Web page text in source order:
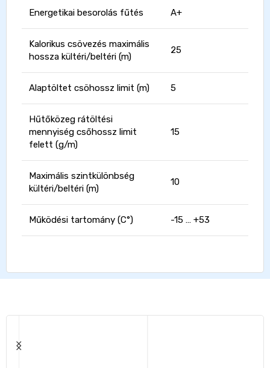
Energetikai besorolás fűtés A+
Kalorikus csövezés maximális
hossza kültéri/beltéri (m)
25
Alaptöltet csöhossz limit (m) 5
Hűtőközeg rátöltési
mennyiség csőhossz limit
felett (g/m)
15
Maximális szintkülönbség
kültéri/beltéri (m)
10
Működési tartomány (C°) -15 … +53